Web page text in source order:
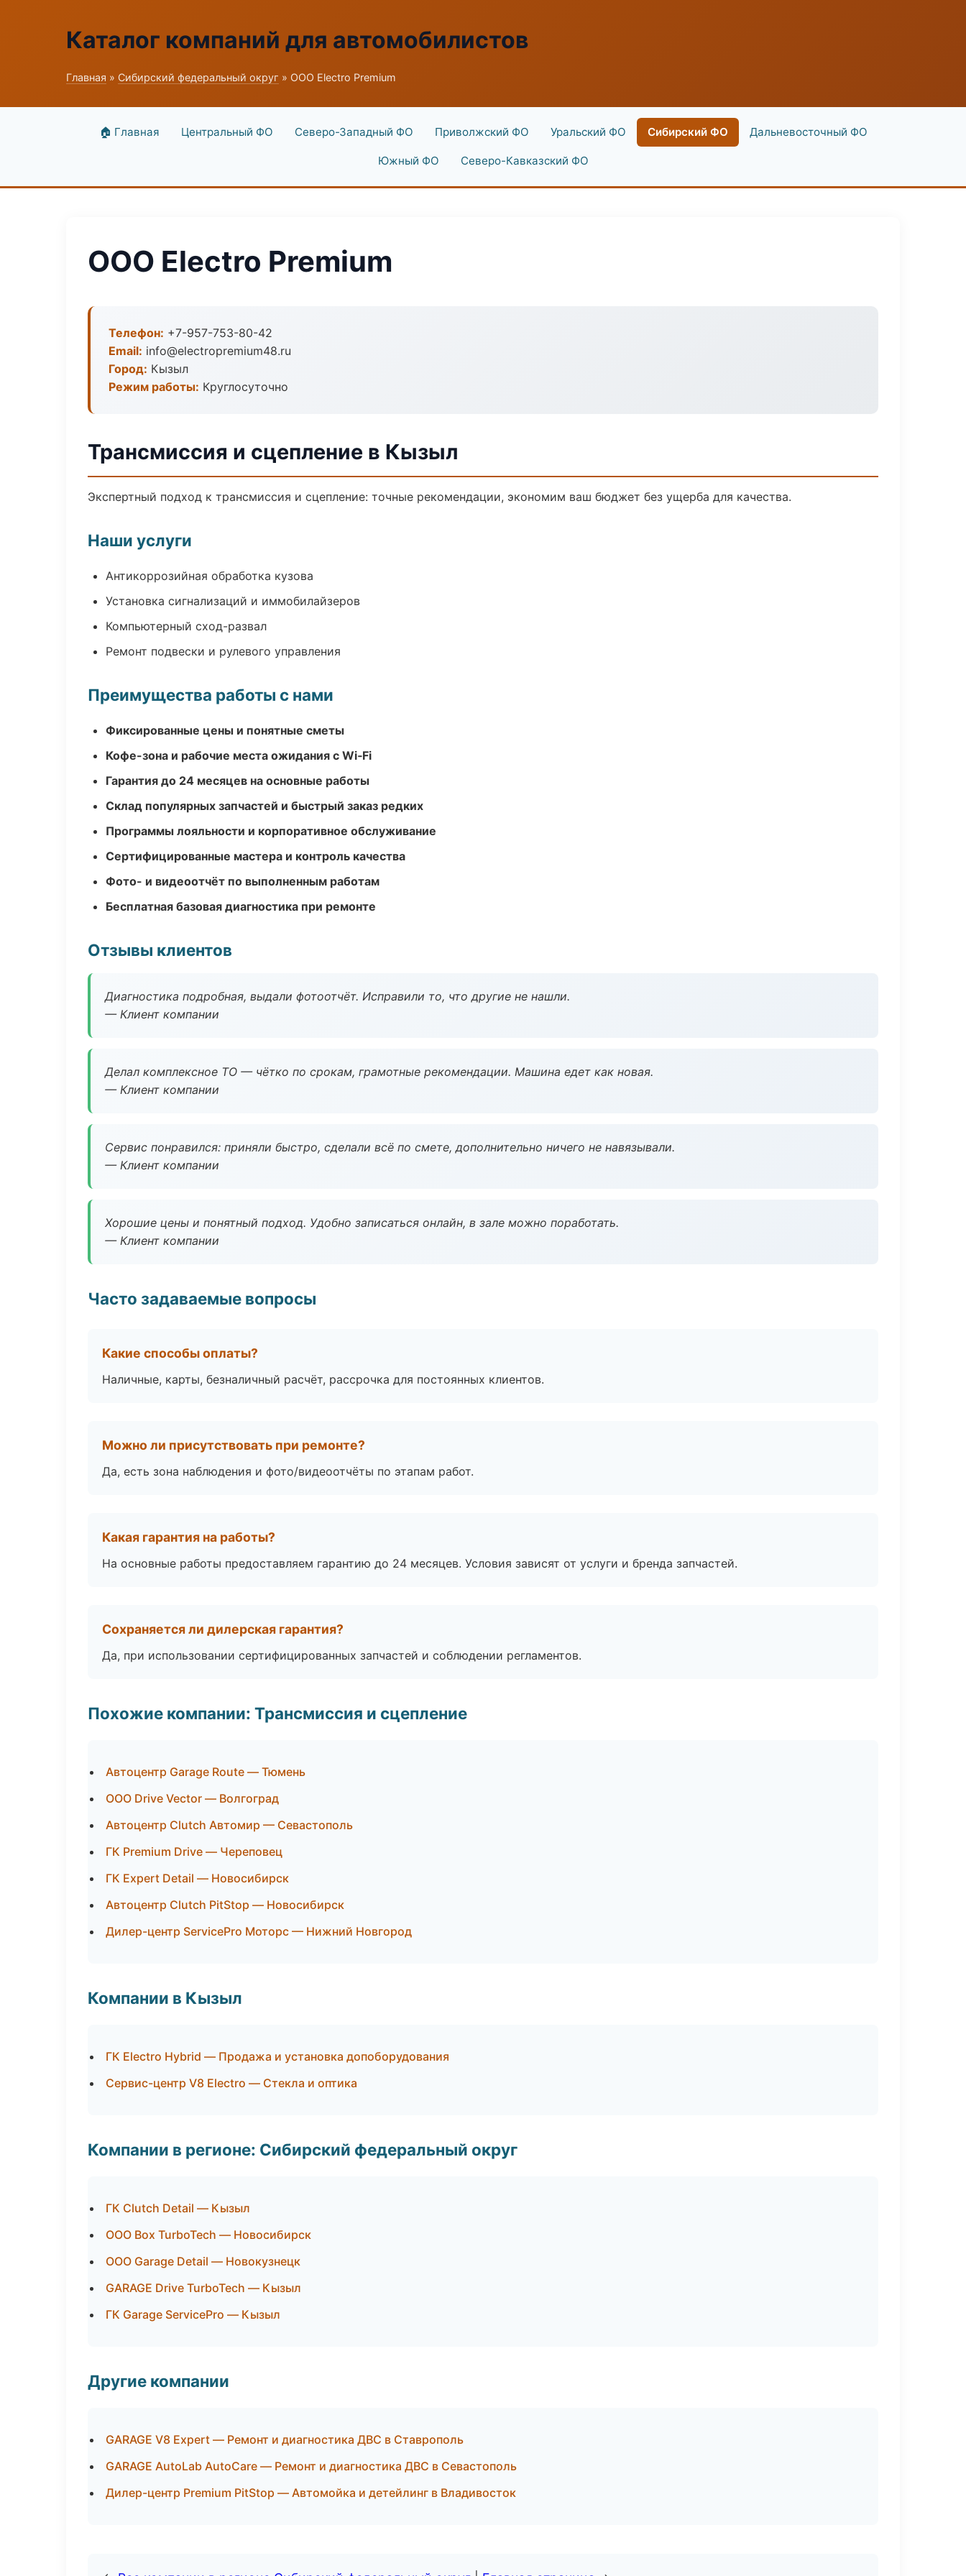
Каталог компаний для автомобилистов
Главная » Сибирский федеральный округ » ООО Electro Premium
🏠 Главная Центральный ФО Северо-Западный ФО Приволжский ФО Уральский ФО Сибирский ФО Дальневосточный ФО
Южный ФО Северо-Кавказский ФО
ООО Electro Premium
Телефон: +7-957-753-80-42
Email: info@electropremium48.ru
Город: Кызыл
Режим работы: Круглосуточно
Трансмиссия и сцепление в Кызыл
Экспертный подход к трансмиссия и сцепление: точные рекомендации, экономим ваш бюджет без ущерба для качества.
Наши услуги
Антикоррозийная обработка кузова
Установка сигнализаций и иммобилайзеров
Компьютерный сход-развал
Ремонт подвески и рулевого управления
Преимущества работы с нами
Фиксированные цены и понятные сметы
Кофе-зона и рабочие места ожидания с Wi‑Fi
Гарантия до 24 месяцев на основные работы
Склад популярных запчастей и быстрый заказ редких
Программы лояльности и корпоративное обслуживание
Сертифицированные мастера и контроль качества
Фото- и видеоотчёт по выполненным работам
Бесплатная базовая диагностика при ремонте
Отзывы клиентов
Диагностика подробная, выдали фотоотчёт. Исправили то, что другие не нашли.
— Клиент компании
Делал комплексное ТО — чётко по срокам, грамотные рекомендации. Машина едет как новая.
— Клиент компании
Сервис понравился: приняли быстро, сделали всё по смете, дополнительно ничего не навязывали.
— Клиент компании
Хорошие цены и понятный подход. Удобно записаться онлайн, в зале можно поработать.
— Клиент компании
Часто задаваемые вопросы
Какие способы оплаты?
Наличные, карты, безналичный расчёт, рассрочка для постоянных клиентов.
Можно ли присутствовать при ремонте?
Да, есть зона наблюдения и фото/видеоотчёты по этапам работ.
Какая гарантия на работы?
На основные работы предоставляем гарантию до 24 месяцев. Условия зависят от услуги и бренда запчастей.
Сохраняется ли дилерская гарантия?
Да, при использовании сертифицированных запчастей и соблюдении регламентов.
Похожие компании: Трансмиссия и сцепление
Автоцентр Garage Route — Тюмень
ООО Drive Vector — Волгоград
Автоцентр Clutch Автомир — Севастополь
ГК Premium Drive — Череповец
ГК Expert Detail — Новосибирск
Автоцентр Clutch PitStop — Новосибирск
Дилер-центр ServicePro Моторс — Нижний Новгород
Компании в Кызыл
ГК Electro Hybrid — Продажа и установка допоборудования
Сервис-центр V8 Electro — Стекла и оптика
Компании в регионе: Сибирский федеральный округ
ГК Clutch Detail — Кызыл
ООО Box TurboTech — Новосибирск
ООО Garage Detail — Новокузнецк
GARAGE Drive TurboTech — Кызыл
ГК Garage ServicePro — Кызыл
Другие компании
GARAGE V8 Expert — Ремонт и диагностика ДВС в Ставрополь
GARAGE AutoLab AutoCare — Ремонт и диагностика ДВС в Севастополь
Дилер-центр Premium PitStop — Автомойка и детейлинг в Владивосток